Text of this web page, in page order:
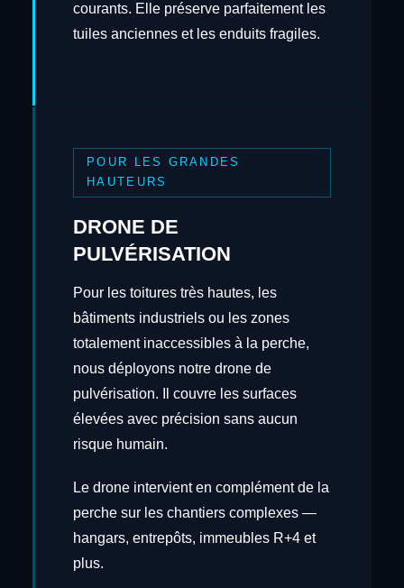
courants. Elle préserve parfaitement les
tuiles anciennes et les enduits fragiles.
POUR LES GRANDES
HAUTEURS
DRONE DE
PULVÉRISATION
Pour les toitures très hautes, les
bâtiments industriels ou les zones
totalement inaccessibles à la perche,
nous déployons notre drone de
pulvérisation. Il couvre les surfaces
élevées avec précision sans aucun
risque humain.
Le drone intervient en complément de la
perche sur les chantiers complexes —
hangars, entrepôts, immeubles R+4 et
plus.